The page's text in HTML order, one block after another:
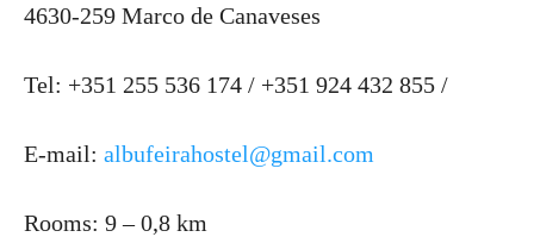
4630-259 Marco de Canaveses
Tel: +351 255 536 174 / +351 924 432 855 /
E-mail: albufeirahostel@gmail.com
Rooms: 9 – 0,8 km